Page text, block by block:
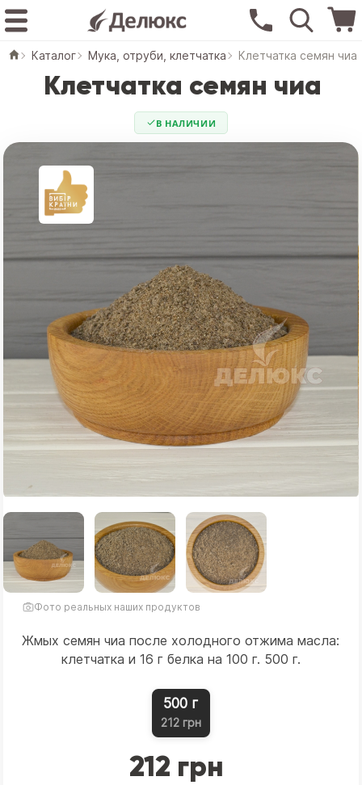
Каталог Мука, отруби, клетчатка Клетчатка семян чиа
Клетчатка семян чиа
В НАЛИЧИИ
Фото реальных наших продуктов
Жмых семян чиа после холодного отжима масла:
клетчатка и 16 г белка на 100 г. 500 г.
500 г
212 грн
212 грн